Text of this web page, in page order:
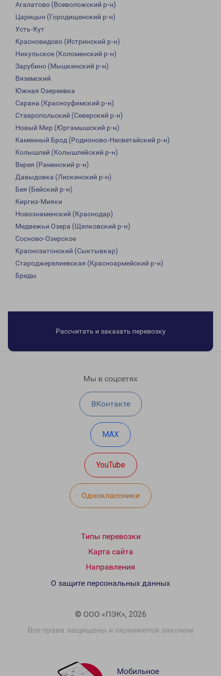
Агалатово (Всеволожский р-н)
Царицын (Городищенский р-н)
Усть-Кут
Красновидово (Истринский р-н)
Никульское (Коломенский р-н)
Зарубино (Мышкинский р-н)
Вяземский
Южная Озереевка
Сарана (Красноуфимский р-н)
Ставропольский (Северский р-н)
Новый Мир (Юргамышский р-н)
Каменный Брод (Родионово-Несветайский р-н)
Колышлей (Колышлейский р-н)
Верея (Раменский р-н)
Давыдовка (Лискинский р-н)
Бея (Бейский р-н)
Киргиз-Мияки
Новознаменский (Краснодар)
Медвежьи Озера (Щелковский р-н)
Сосново-Озерское
Краснозатонский (Сыктывкар)
Староджерелиевская (Красноармейский р-н)
Бреды
Рассчитать и заказать перевозку
Мы в соцсетях
ВКонтакте
MAX
YouTube
Одноклассники
Типы перевозки
Карта сайта
Направления
© ООО «ПЭК», 2026
Все права защищены и охраняются законом
О защите персональных данных